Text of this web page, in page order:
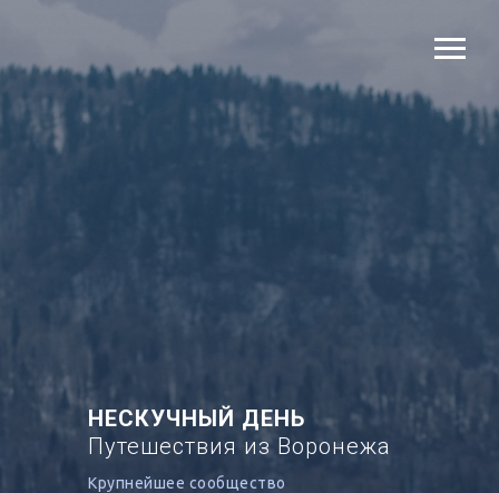
НЕСКУЧНЫЙ ДЕНЬ
Путешествия из Воронежа
Крупнейшее сообщество